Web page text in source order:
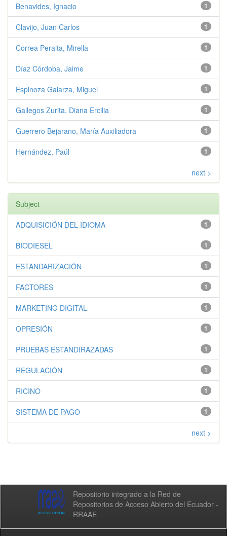
1
Benavides, Ignacio
1
Clavijo, Juan Carlos
1
Correa Peralta, Mirella
1
Díaz Córdoba, Jaime
1
Espinoza Galarza, Miguel
1
Gallegos Zurita, Diana Ercilia
1
Guerrero Bejarano, María Auxiliadora
1
Hernández, Paúl
next >
Subject
1
ADQUISICIÓN DEL IDIOMA
1
BIODIESEL
1
ESTANDARIZACIÓN
1
FACTORES
1
MARKETING DIGITAL
1
OPRESIÓN
1
PRUEBAS ESTANDIRAZADAS
1
REGULACIÓN
1
RICINO
1
SISTEMA DE PAGO
next >
Repositorio integrado a la Red de
Repositorios de Acceso Abierto del Ecuador -
RRAAE